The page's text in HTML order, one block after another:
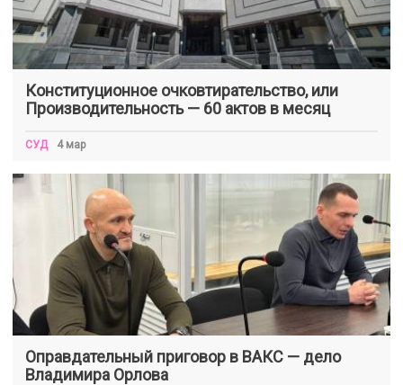
Конституционное очковтирательство, или
Производительность — 60 актов в месяц
СУД 4 мар
Оправдательный приговор в ВАКС — дело
Владимира Орлова